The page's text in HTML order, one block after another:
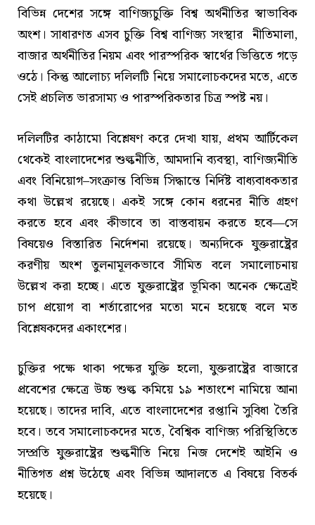
বিভিন্ন দেশের সঙ্গে বাণিজ্যচুক্তি বিশ্ব অর্থনীতির স্বাভাবিক
অংশ। সাধারণত এসব চুক্তি বিশ্ব বাণিজ্য সংস্থার নীতিমালা,
বাজার অর্থনীতির নিয়ম এবং পারস্পরিক স্বার্থের ভিত্তিতে গড়ে
ওঠে। কিন্তু আলোচ্য দলিলটি নিয়ে সমালোচকদের মতে, এতে
সেই প্রচলিত ভারসাম্য ও পারস্পরিকতার চিত্র স্পষ্ট নয়।
দলিলটির কাঠামো বিশ্লেষণ করে দেখা যায়, প্রথম আর্টিকেল
থেকেই বাংলাদেশের শুল্কনীতি, আমদানি ব্যবস্থা, বাণিজ্যনীতি
এবং বিনিয়োগ–সংক্রান্ত বিভিন্ন সিদ্ধান্তে নির্দিষ্ট বাধ্যবাধকতার
কথা উল্লেখ রয়েছে। একই সঙ্গে কোন ধরনের নীতি গ্রহণ
করতে হবে এবং কীভাবে তা বাস্তবায়ন করতে হবে—সে
বিষয়েও বিস্তারিত নির্দেশনা রয়েছে। অন্যদিকে যুক্তরাষ্ট্রের
করণীয় অংশ তুলনামূলকভাবে সীমিত বলে সমালোচনায়
উল্লেখ করা হচ্ছে। এতে যুক্তরাষ্ট্রের ভূমিকা অনেক ক্ষেত্রেই
চাপ প্রয়োগ বা শর্তারোপের মতো মনে হয়েছে বলে মত
বিশ্লেষকদের একাংশের।
চুক্তির পক্ষে থাকা পক্ষের যুক্তি হলো, যুক্তরাষ্ট্রের বাজারে
প্রবেশের ক্ষেত্রে উচ্চ শুল্ক কমিয়ে ১৯ শতাংশে নামিয়ে আনা
হয়েছে। তাদের দাবি, এতে বাংলাদেশের রপ্তানি সুবিধা তৈরি
হবে। তবে সমালোচকদের মতে, বৈশ্বিক বাণিজ্য পরিস্থিতিতে
সম্প্রতি যুক্তরাষ্ট্রের শুল্কনীতি নিয়ে নিজ দেশেই আইনি ও
নীতিগত প্রশ্ন উঠেছে এবং বিভিন্ন আদালতে এ বিষয়ে বিতর্ক
হয়েছে।